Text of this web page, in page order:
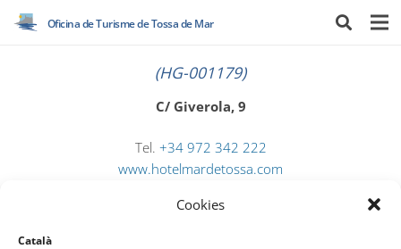
Cookies
Català
Oficina de Turisme de Tossa de Mar
(HG-001179)
C/ Giverola, 9
Tel. +34 972 342 222
www.hotelmardetossa.com